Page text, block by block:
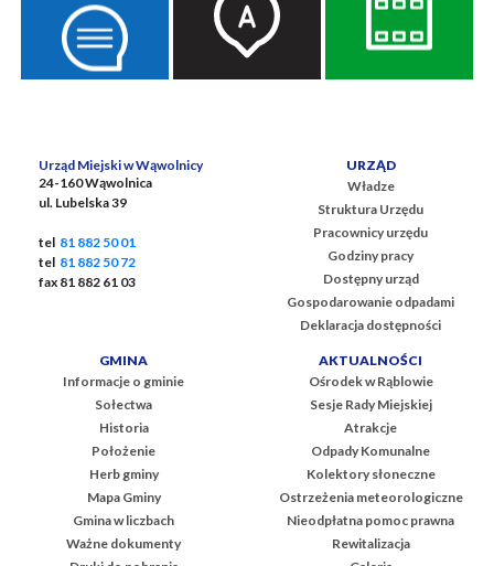
Urząd Miejski w Wąwolnicy
24-160 Wąwolnica
ul. Lubelska 39
tel 81 882 50 01
tel 81 882 50 72
fax 81 882 61 03
URZĄD
Władze
Struktura Urzędu
Pracownicy urzędu
Godziny pracy
Dostępny urząd
Gospodarowanie odpadami
Deklaracja dostępności
GMINA
Informacje o gminie
Sołectwa
Historia
Położenie
Herb gminy
Mapa Gminy
Gmina w liczbach
Ważne dokumenty
AKTUALNOŚCI
Ośrodek w Rąblowie
Sesje Rady Miejskiej
Atrakcje
Odpady Komunalne
Kolektory słoneczne
Ostrzeżenia meteorologiczne
Nieodpłatna pomoc prawna
Rewitalizacja